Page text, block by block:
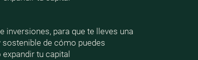
inversiones, para que te lleves una
de cómo puedes
tu capital